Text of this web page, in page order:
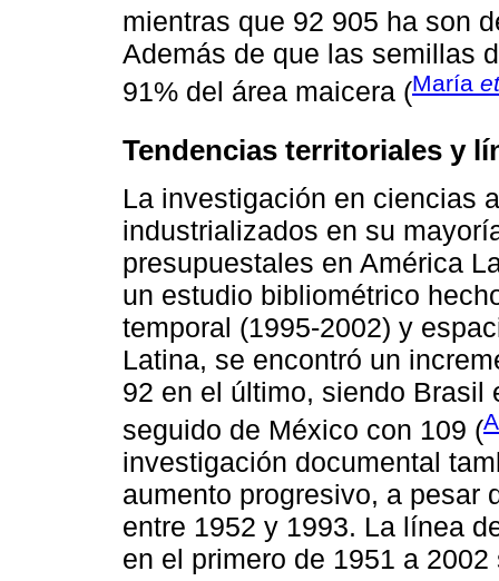
mientras que 92 905 ha son
Además de que las semillas
91% del área maicera (María
Tendencias territoriales y
La investigación en ciencias
industrializados en su
presupuestales en América
un estudio bibliométrico
temporal (1995-2002) y
Latina, se encontró un
92 en el último, siendo Brasil
seguido de México con 109 (
investigación documental
aumento progresivo, a pesar
entre 1952 y 1993. La línea
en el primero de 1951 a